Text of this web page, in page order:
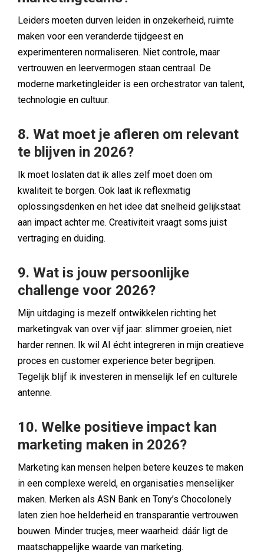
Leiders moeten durven leiden in onzekerheid, ruimte
maken voor een veranderde tijdgeest en
experimenteren normaliseren. Niet controle, maar
vertrouwen en leervermogen staan centraal. De
moderne marketingleider is een orchestrator van talent,
technologie en cultuur.
8. Wat moet je afleren om relevant
te blijven in 2026?
Ik moet loslaten dat ik alles zelf moet doen om
kwaliteit te borgen. Ook laat ik reflexmatig
oplossingsdenken en het idee dat snelheid gelijkstaat
aan impact achter me. Creativiteit vraagt soms juist
vertraging en duiding.
9. Wat is jouw persoonlijke
challenge voor 2026?
Mijn uitdaging is mezelf ontwikkelen richting het
marketingvak van over vijf jaar: slimmer groeien, niet
harder rennen. Ik wil AI écht integreren in mijn creatieve
proces en customer experience beter begrijpen.
Tegelijk blijf ik investeren in menselijk lef en culturele
antenne.
10. Welke positieve impact kan
marketing maken in 2026?
Marketing kan mensen helpen betere keuzes te maken
in een complexe wereld, en organisaties menselijker
maken. Merken als ASN Bank en Tony’s Chocolonely
laten zien hoe helderheid en transparantie vertrouwen
bouwen. Minder trucjes, meer waarheid: dáár ligt de
maatschappelijke waarde van marketing.